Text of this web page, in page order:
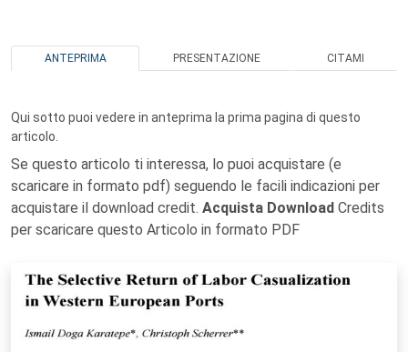
ANTEPRIMA PRESENTAZIONE CITAMI
Qui sotto puoi vedere in anteprima la prima pagina di questo
articolo.
Se questo articolo ti interessa, lo puoi acquistare (e
scaricare in formato pdf) seguendo le facili indicazioni per
acquistare il download credit. Acquista Download Credits
per scaricare questo Articolo in formato PDF